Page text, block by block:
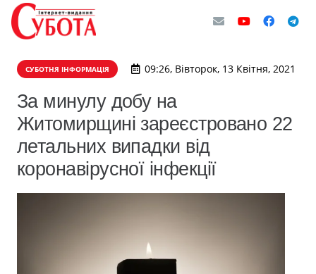
СУБОТНЯ ІНФОРМАЦІЯ 09:26, Вівторок, 13 Квітня, 2021
За минулу добу на
Житомирщині зареєстровано 22
летальних випадки від
коронавірусної інфекції